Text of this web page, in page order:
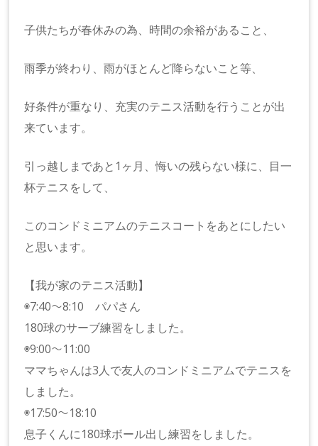
子供たちが春休みの為、時間の余裕があること、
雨季が終わり、雨がほとんど降らないこと等、
好条件が重なり、充実のテニス活動を行うことが出
来ています。
引っ越しまであと1ヶ月、悔いの残らない様に、目一
杯テニスをして、
このコンドミニアムのテニスコートをあとにしたい
と思います。
【我が家のテニス活動】
◉7:40〜8:10 パパさん
180球のサーブ練習をしました。
◉9:00〜11:00
ママちゃんは3人で友人のコンドミニアムでテニスを
しました。
◉17:50〜18:10
息子くんに180球ボール出し練習をしました。